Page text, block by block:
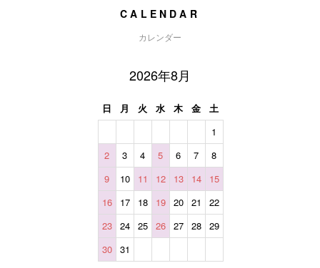
CALENDAR
カレンダー
2026年8月
日 月 火 水 木 金
土
1
2
3 4 5 6 7
8
9
10 11 12 13 14
15
16
17 18 19 20 21
22
23
24 25 26 27 28
29
30
31